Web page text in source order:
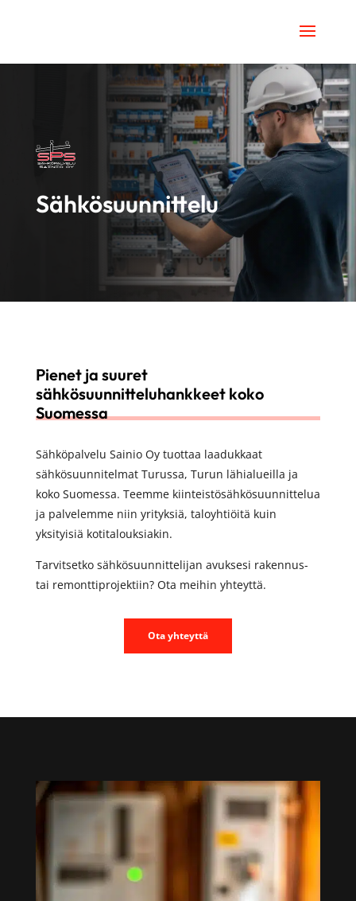
Sähkö­suunnittelu
Pienet ja suuret
sähkösuunnitteluhankkeet koko
Suomessa
Sähköpalvelu Sainio Oy tuottaa laadukkaat
sähkösuunnitelmat Turussa, Turun lähialueilla ja
koko Suomessa. Teemme kiinteistösähkösuunnittelua
ja palvelemme niin yrityksiä, taloyhtiöitä kuin
yksityisiä kotitalouksiakin.
Tarvitsetko sähkösuunnittelijan avuksesi rakennus-
tai remonttiprojektiin? Ota meihin yhteyttä.
Ota yhteyttä